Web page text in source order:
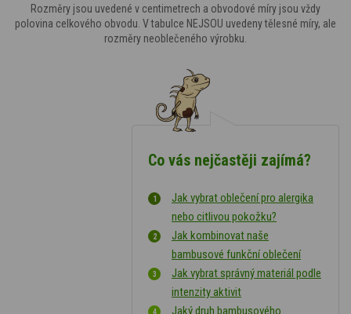
Rozměry jsou uvedené v centimetrech a obvodové míry jsou vždy
polovina celkového obvodu. V tabulce NEJSOU uvedeny tělesné míry, ale
rozměry neoblečeného výrobku.
Co vás nejčastěji zajímá?
Jak vybrat oblečení pro alergika
nebo citlivou pokožku?
Jak kombinovat naše
bambusové funkční oblečení
Jak vybrat správný materiál podle
intenzity aktivit
Jaký druh bambusového